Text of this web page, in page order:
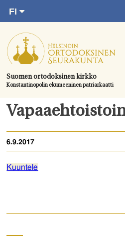
suoraan
sisältöön.
Suomen ortodoksinen kirkko
Konstantinopolin ekumeeninen patriarkaatti
FI
SV
EN
UA
Etusivu
Ajankohtaista
Juhlat & toimitukset
Kirkot
Tule mukaan
Hautausmaa
6.9.2017
Kuuntele